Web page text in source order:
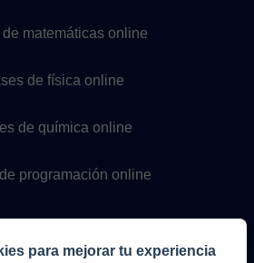
matemáticas online
de física online
de química online
programación online
para mejorar tu experiencia